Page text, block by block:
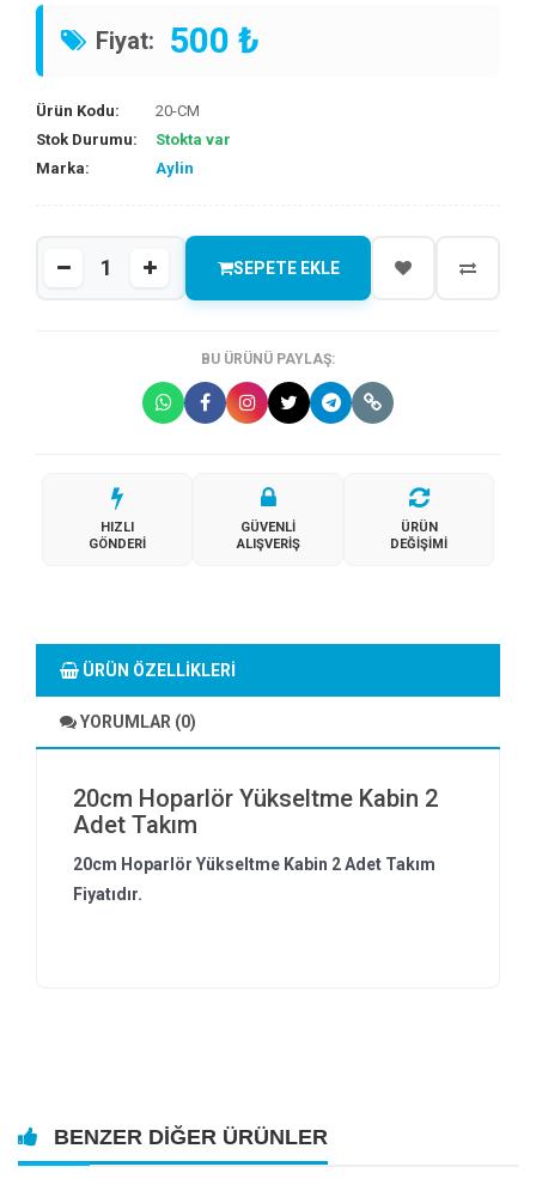
Fiyat: 500 ₺
Ürün Kodu:
20-CM
Stok Durumu:
Stokta var
Marka:
Aylin
SEPETE EKLE
BU ÜRÜNÜ PAYLAŞ:
HIZLI
GÖNDERI
GÜVENLI
ALIŞVERIŞ
ÜRÜN
DEĞIŞIMI
ÜRÜN ÖZELLIKLERI
YORUMLAR (0)
20cm Hoparlör Yükseltme Kabin 2
Adet Takım
20cm Hoparlör Yükseltme Kabin 2 Adet Takım
Fiyatıdır.
BENZER DIĞER ÜRÜNLER